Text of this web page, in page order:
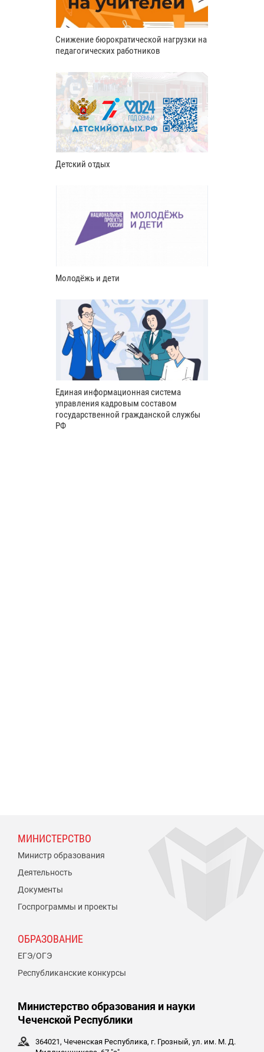
Снижение бюрократической нагрузки на
педагогических работников
Детский отдых
Молодёжь и дети
Единая информационная система
управления кадровым составом
государственной гражданской службы
РФ
МИНИСТЕРСТВО
Министр образования
Деятельность
Документы
Госпрограммы и проекты
ОБРАЗОВАНИЕ
ЕГЭ/ОГЭ
Республиканские конкурсы
Министерство образования и науки
Чеченской Республики
364021, Чеченская Республика, г. Грозный, ул. им. М. Д.